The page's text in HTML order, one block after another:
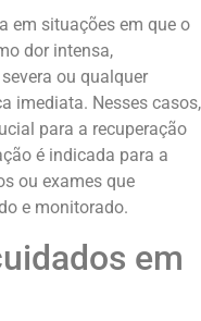
em situações em que o
dor intensa,
ou qualquer
imediata. Nesses casos,
para a recuperação
é indicada para a
ou exames que
e monitorado.
em